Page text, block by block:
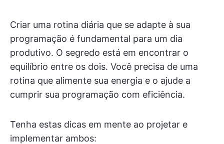
Criar uma rotina diária que se adapte à sua
programação é fundamental para um dia
produtivo. O segredo está em encontrar o
equilíbrio entre os dois. Você precisa de uma
rotina que alimente sua energia e o ajude a
cumprir sua programação com eficiência.
Tenha estas dicas em mente ao projetar e
implementar ambos: